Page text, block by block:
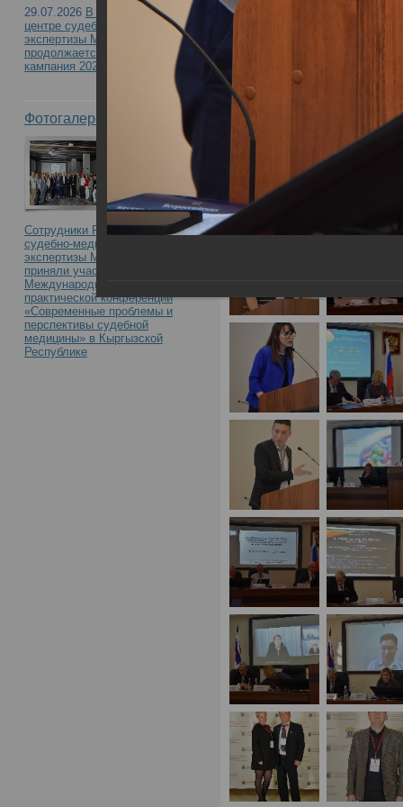
участием «Судебно-
материалам дела:
вопросы и экспертная
17.05.2024 в РЦСМЭ
29.07.2026 В Российском
центре судебно-медицинской
экспертизы Минздрава России
продолжается приемная
кампания 2026
Фотогалерея
Сотрудники Российского центра
судебно-медицинской
экспертизы Минздрава России
приняли участие в
Международной научно-
практической конференции
«Современные проблемы и
перспективы судебной
медицины» в Кыргызской
Республике